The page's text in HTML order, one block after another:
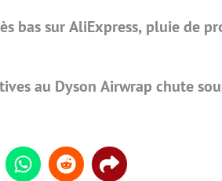
bas sur AliExpress, pluie de
au Dyson Airwrap chute
WhatsappReddit Share